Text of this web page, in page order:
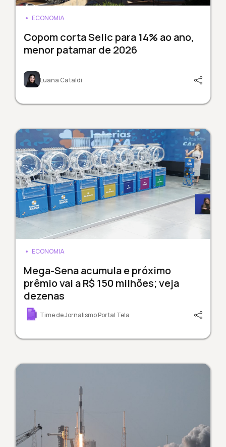
ECONOMIA
Copom corta Selic para 14% ao ano,
menor patamar de 2026
Luana Cataldi
ECONOMIA
Mega-Sena acumula e próximo
prêmio vai a R$ 150 milhões; veja
dezenas
Time de Jornalismo Portal Tela